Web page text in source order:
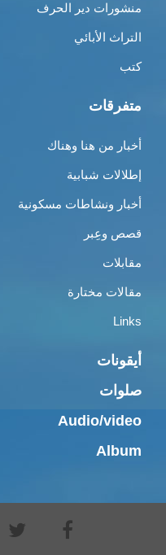
منشورات دير الحرف
التراث الأبائي
كتب
متفرقات
أخبار من هنا وهناك
إطلالات شبابية
أخبار ونشاطات مسكونية
قصص وعِبر
مقابلات
مقالات مختارة
Links
أيقونات
صلوات
Audio/video
Album